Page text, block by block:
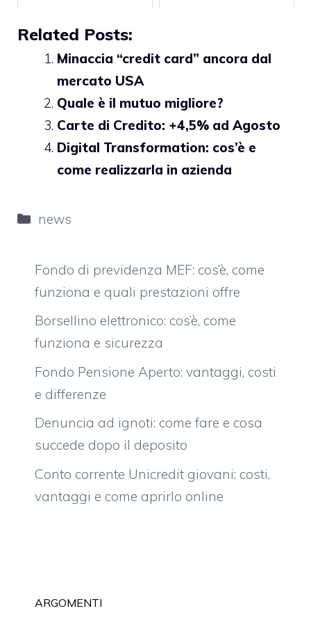
Related Posts:
Minaccia “credit card” ancora dal
mercato USA
Quale è il mutuo migliore?
Carte di Credito: +4,5% ad Agosto
Digital Transformation: cos’è e
come realizzarla in azienda
Categorie
news
Fondo di previdenza MEF: cos’è, come
funziona e quali prestazioni offre
Borsellino elettronico: cos’è, come
funziona e sicurezza
Fondo Pensione Aperto: vantaggi, costi
e differenze
Denuncia ad ignoti: come fare e cosa
succede dopo il deposito
Conto corrente Unicredit giovani: costi,
vantaggi e come aprirlo online
ARGOMENTI